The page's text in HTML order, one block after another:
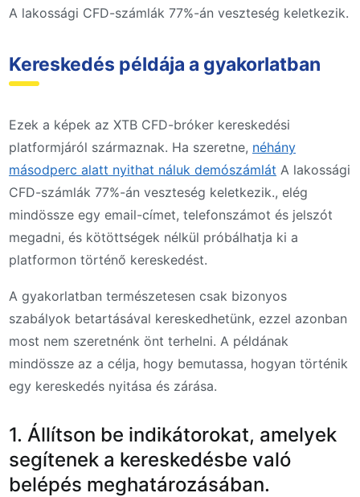
A lakossági CFD-számlák 77%-án veszteség keletkezik.
Kereskedés példája a gyakorlatban
Ezek a képek az XTB CFD-bróker kereskedési
platformjáról származnak. Ha szeretne, néhány
másodperc alatt nyithat náluk demószámlát A lakossági
CFD-számlák 77%-án veszteség keletkezik., elég
mindössze egy email-címet, telefonszámot és jelszót
megadni, és kötöttségek nélkül próbálhatja ki a
platformon történő kereskedést.
A gyakorlatban természetesen csak bizonyos
szabályok betartásával kereskedhetünk, ezzel azonban
most nem szeretnénk önt terhelni. A példának
mindössze az a célja, hogy bemutassa, hogyan történik
egy kereskedés nyitása és zárása.
1. Állítson be indikátorokat, amelyek
segítenek a kereskedésbe való
belépés meghatározásában.